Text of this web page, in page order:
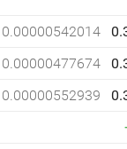
0.00000542014
0.00000477674
0.00000552939